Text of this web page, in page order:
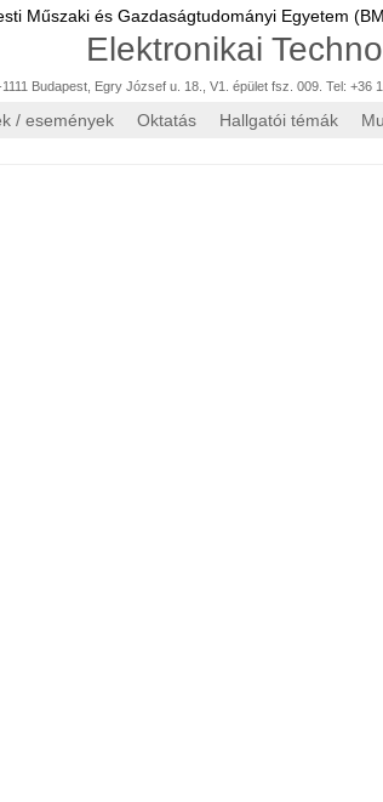
Műszaki és Gazdaságtudományi Egyetem
Elektronikai
1111 Budapest, Egry József u. 18., V1. épület fsz. 009. Tel: +36
/ események Oktatás Hallgatói témák